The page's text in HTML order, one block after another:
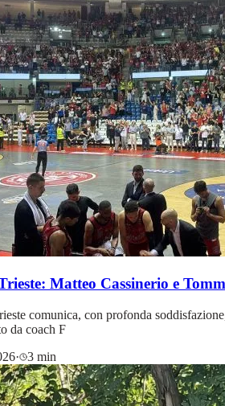
Matteo Cassinerio e
comunica, con profonda
da coach F
· 3 min